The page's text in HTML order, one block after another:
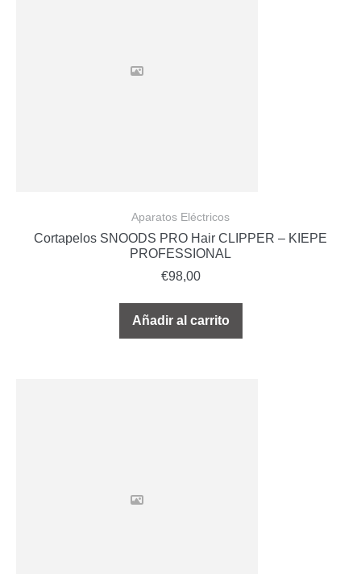
Aparatos Eléctricos
Cortapelos SNOODS PRO Hair CLIPPER – KIEPE
PROFESSIONAL
€98,00
Añadir al carrito